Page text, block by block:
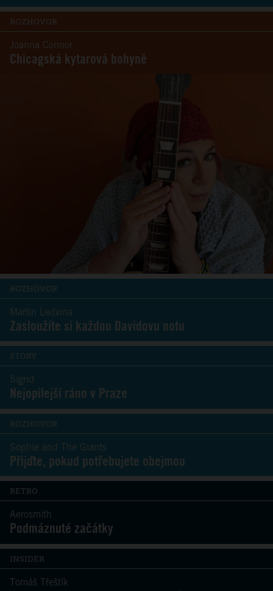
ROZHOVOR
Joanna Connor
Chicagská kytarová bohyně
ROZHOVOR
Martin Ledvina
Zasloužíte si každou Davidovu notu
STORY
Sigrid
Nejopilejší ráno v Praze
ROZHOVOR
Sophie and The Giants
Přijďte, pokud potřebujete obejmou
RETRO
Aerosmith
Podmáznuté začátky
INSIDER
Tomáš Třeštík